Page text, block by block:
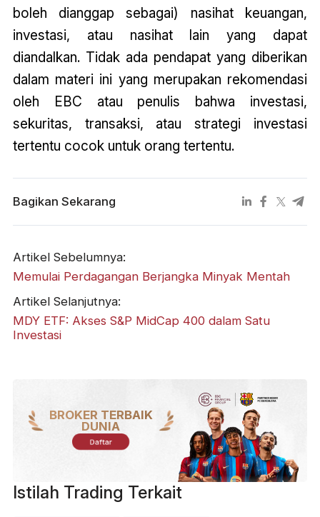
boleh dianggap sebagai) nasihat keuangan,
investasi, atau nasihat lain yang dapat
diandalkan. Tidak ada pendapat yang diberikan
dalam materi ini yang merupakan rekomendasi
oleh EBC atau penulis bahwa investasi,
sekuritas, transaksi, atau strategi investasi
tertentu cocok untuk orang tertentu.
Bagikan Sekarang
Artikel Sebelumnya:
Memulai Perdagangan Berjangka Minyak Mentah
Artikel Selanjutnya:
MDY ETF: Akses S&P MidCap 400 dalam Satu
Investasi
BROKER TERBAIK
DUNIA
Daftar
Istilah Trading Terkait